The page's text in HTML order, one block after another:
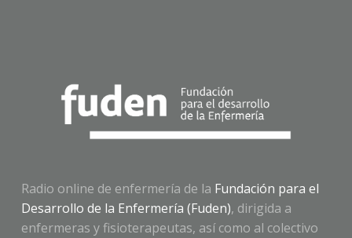
Radio online de enfermería de la Fundación para el
Desarrollo de la Enfermería (Fuden), dirigida a
enfermeras y fisioterapeutas, así como al colectivo